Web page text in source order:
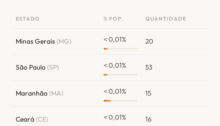
ESTADO % POP. QUANTIDADE
Minas Gerais(MG) < 0,01% 20
São Paulo(SP) < 0,01% 53
Maranhão(MA) < 0,01% 15
Ceará (CE) < 0,01% 16